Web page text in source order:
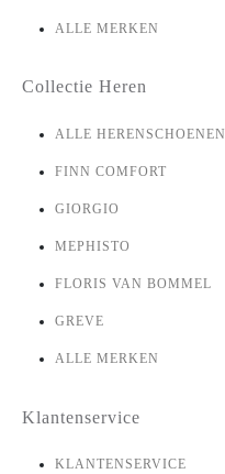
ALLE MERKEN
Collectie Heren
ALLE HERENSCHOENEN
FINN COMFORT
GIORGIO
MEPHISTO
FLORIS VAN BOMMEL
GREVE
ALLE MERKEN
Klantenservice
KLANTENSERVICE